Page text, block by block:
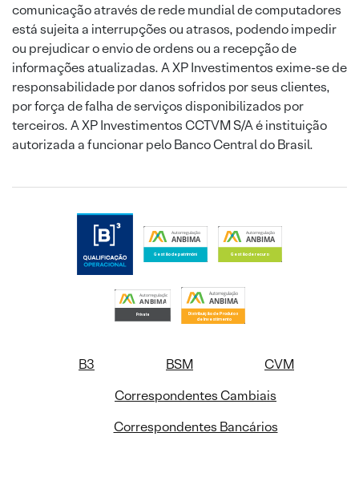
comunicação através de rede mundial de computadores
está sujeita a interrupções ou atrasos, podendo impedir
ou prejudicar o envio de ordens ou a recepção de
informações atualizadas. A XP Investimentos exime-se de
responsabilidade por danos sofridos por seus clientes,
por força de falha de serviços disponibilizados por
terceiros. A XP Investimentos CCTVM S/A é instituição
autorizada a funcionar pelo Banco Central do Brasil.
B3 BSM
CVM
Correspondentes Cambiais
Correspondentes Bancários